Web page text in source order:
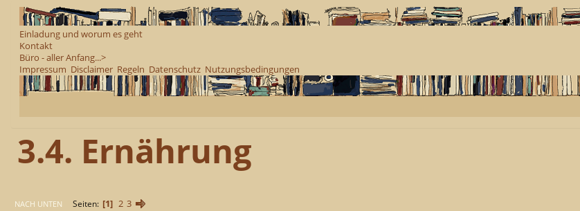
Einladung und worum es geht
Kontakt
Büro - aller Anfang...>
Impressum Disclaimer Regeln Datenschutz Nutzungsbedingungen
3.4. Ernährung
NACH UNTEN Seiten 1 2 3